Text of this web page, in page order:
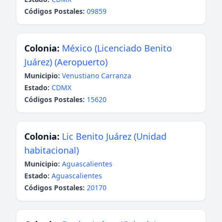
Códigos Postales: 09859
Colonia: México (Licenciado Benito
Juárez) (Aeropuerto)
Municipio: Venustiano Carranza
Estado: CDMX
Códigos Postales: 15620
Colonia: Lic Benito Juárez (Unidad
habitacional)
Municipio: Aguascalientes
Estado: Aguascalientes
Códigos Postales: 20170